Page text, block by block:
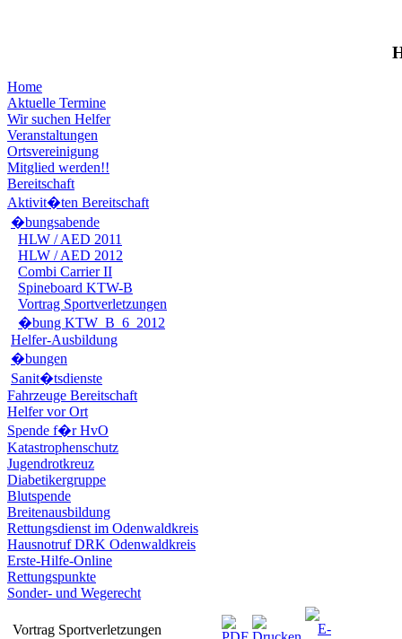
Home
Aktuelle Termine
Wir suchen Helfer
Veranstaltungen
Ortsvereinigung
Mitglied werden!!
Bereitschaft
Aktivit�ten Bereitschaft
�bungsabende
HLW / AED 2011
HLW / AED 2012
Combi Carrier II
Spineboard KTW-B
Vortrag Sportverletzungen
�bung KTW_B_6_2012
Helfer-Ausbildung
�bungen
Sanit�tsdienste
Fahrzeuge Bereitschaft
Helfer vor Ort
Spende f�r HvO
Katastrophenschutz
Jugendrotkreuz
Diabetikergruppe
Blutspende
Breitenausbildung
Rettungsdienst im Odenwaldkreis
Hausnotruf DRK Odenwaldkreis
Erste-Hilfe-Online
Rettungspunkte
Sonder- und Wegerecht
Vortrag Sportverletzungen